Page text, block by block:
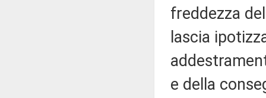
freddezza
lascia
e della